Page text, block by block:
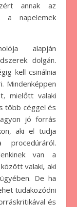
annak az
a napelemek
alapján
dolgán.
kell csinálnia
Mindenképpen
mielőtt valaki
több céggel és
jó forrás
aki el tudja
van a
valaki, aki
De ha
tudakozódni
és